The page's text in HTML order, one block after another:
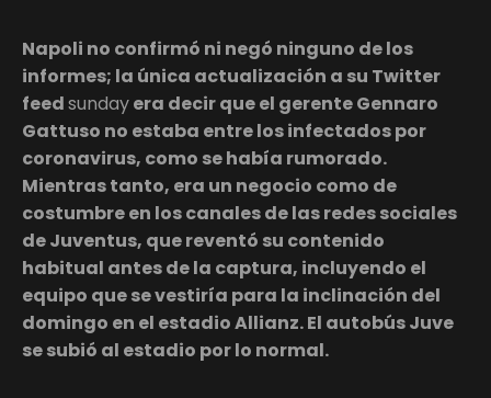
Napoli no confirmó ni negó ninguno de los
informes; la única actualización a su Twitter
feedsundayera decir que el gerente Gennaro
Gattuso no estaba entre los infectados por
coronavirus, como se había rumorado.
Mientras tanto, era un negocio como de
costumbre en los canales de las redes sociales
de Juventus, que reventó su contenido
habitual antes de la captura, incluyendo el
equipo que se vestiría para la inclinación del
domingo en el estadio Allianz. El autobús Juve
se subió al estadio por lo normal.